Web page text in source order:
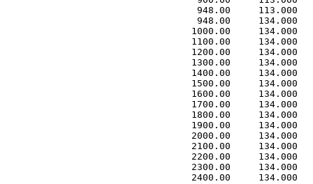
948.00     113.000
948.00     134.000
1000.00     134.000
1100.00     134.000
1200.00     134.000
1300.00     134.000
1400.00     134.000
1500.00     134.000
1600.00     134.000
1700.00     134.000
1800.00     134.000
1900.00     134.000
2000.00     134.000
2100.00     134.000
2200.00     134.000
2300.00     134.000
2400.00     134.000